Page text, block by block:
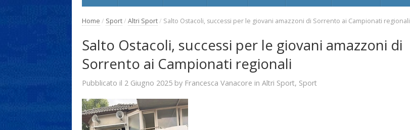
Home / Sport/ Altri Sport/ Salto Ostacoli, successi per le giovani amazzoni di Sorrento ai Campionati regionali
Salto Ostacoli, successi per le giovani amazzoni di
Sorrento ai Campionati regionali
Pubblicato il 2 Giugno 2025 by Francesca Vanacore in Altri Sport, Sport